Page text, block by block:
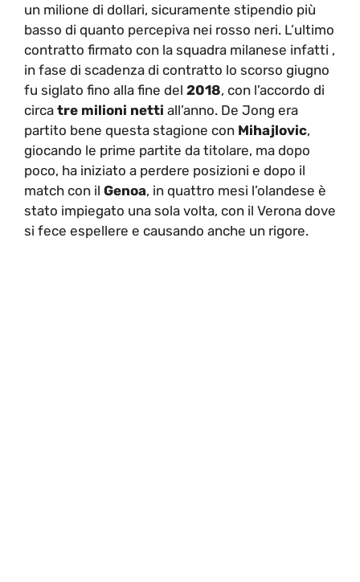
un milione di dollari, sicuramente stipendio più
basso di quanto percepiva nei rosso neri. L’ultimo
contratto firmato con la squadra milanese infatti ,
in fase di scadenza di contratto lo scorso giugno
fu siglato fino alla fine del 2018, con l’accordo di
circa tre milioni netti all’anno. De Jong era
partito bene questa stagione con Mihajlovic,
giocando le prime partite da titolare, ma dopo
poco, ha iniziato a perdere posizioni e dopo il
match con il Genoa, in quattro mesi l’olandese è
stato impiegato una sola volta, con il Verona dove
si fece espellere e causando anche un rigore.